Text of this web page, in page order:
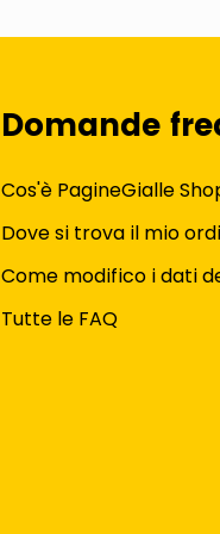
Domande
Cos'è PagineGialle
Dove si trova il mio
Come modifico i dati
Tutte le FAQ